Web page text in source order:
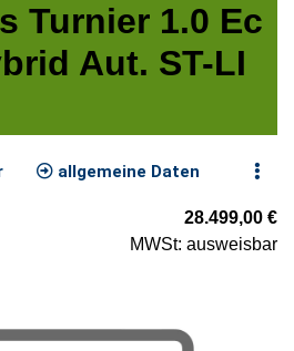
Turnier 1.0 Ec
Aut. ST-LI
allgemeine Daten
28.499,00 €
MWSt: ausweisbar